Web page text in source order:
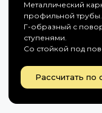
Металлический
профильной трубы.
Г-образный с
ступенями.
Со стойкой под
Рассчитать по